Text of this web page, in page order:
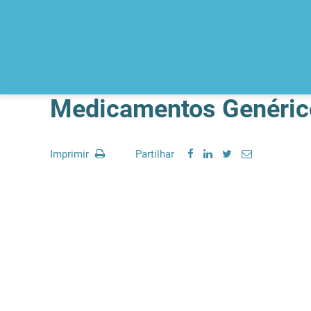
Medicamentos
Imprimir Partilhar